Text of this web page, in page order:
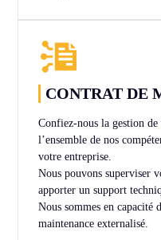
CONTRAT DE
Confiez-nous la gestion
l’ensemble de nos
votre entreprise.
Nous pouvons superviser
apporter un support
Nous sommes en capacité
maintenance externalisé.